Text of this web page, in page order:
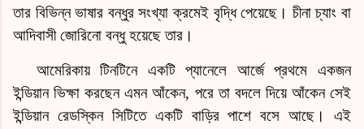
তার বিভিন্ন ভাষার বন্ধুর সংখ্যা ক্রমেই বৃদ্ধি পেয়েছে। চীনাচ্যাং বা
আদিবাসী জোরিনো বন্ধু হয়েছে তার।
আমেরিকায় টিনটিনে একটি প্যানেলে আর্জে প্রথমে একজন
ইন্ডিয়ান ভিক্ষা করছেন এমন আঁকেন, পরে তা বদলে দিয়ে আঁকেন সেই
ইন্ডিয়ান রেডস্কিন সিটিতে একটি বাড়ির পাশে বসে আছে। এই